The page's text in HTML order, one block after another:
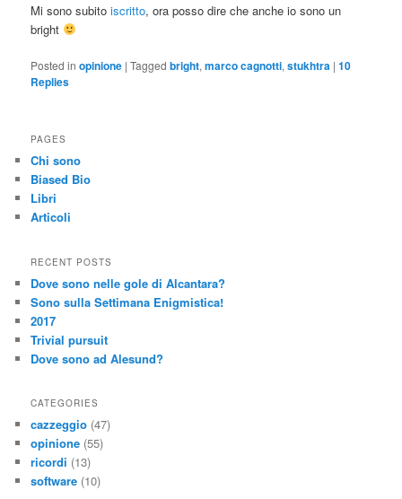
Mi sono subitoiscritto, ora posso dire che anche io sono un
bright
Posted in opinione |Tagged bright,marco cagnotti,stukhtra |10
Replies
PAGES
Chi sono
Biased Bio
Libri
Articoli
RECENT POSTS
Dove sono nelle gole di Alcantara?
Sono sulla Settimana Enigmistica!
2017
Trivial pursuit
Dove sono ad Alesund?
CATEGORIES
cazzeggio (47)
opinione (55)
ricordi (13)
software (10)